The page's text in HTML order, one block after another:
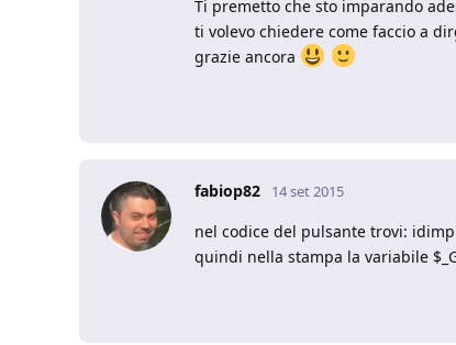
Ti premetto che sto imparando
ti volevo chiedere come faccio a
grazie ancora
fabiop82 14 set 2015
nel codice del pulsante trovi:
quindi nella stampa la variabile